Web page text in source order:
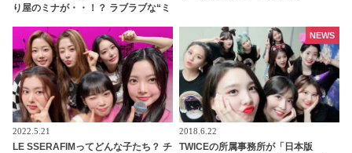
り屋のミナが・・！？ ラブラブな“ミ
2022.5.21
LE SSERAFIMってどんな子たち？ チ
2018.6.22
TWICEの所属事務所が「日本版
NEWS